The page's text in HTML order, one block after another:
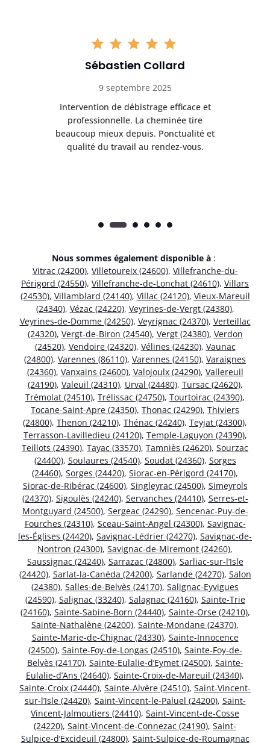
Sébastien Collard
9 septembre 2025
Intervention de débistrage efficace et
professionnelle. La cheminée tire
beaucoup mieux depuis. Ponctualité et
qualité du travail au rendez-vous.
Nous sommes également disponible à :
Vitrac (24200), Villetoureix (24600), Villefranche-du-
Périgord (24550), Villefranche-de-Lonchat (24610), Villars
(24530), Villamblard (24140), Villac (24120), Vieux-Mareuil
(24340), Vézac (24220), Veyrines-de-Vergt (24380),
Veyrines-de-Domme (24250), Veyrignac (24370), Verteillac
(24320), Vergt-de-Biron (24540), Vergt (24380), Verdon
(24520), Vendoire (24320), Vélines (24230), Vaunac
(24800), Varennes (86110), Varennes (24150), Varaignes
(24360), Vanxains (24600), Valojoulx (24290), Vallereuil
(24190), Valeuil (24310), Urval (24480), Tursac (24620),
Trémolat (24510), Trélissac (24750), Tourtoirac (24390),
Tocane-Saint-Apre (24350), Thonac (24290), Thiviers
(24800), Thenon (24210), Thénac (24240), Teyjat (24300),
Terrasson-Lavilledieu (24120), Temple-Laguyon (24390),
Teillots (24390), Tayac (33570), Tamniès (24620), Sourzac
(24400), Soulaures (24540), Soudat (24360), Sorges
(24460), Sorges (24420), Siorac-en-Périgord (24170),
Siorac-de-Ribérac (24600), Singleyrac (24500), Simeyrols
(24370), Sigoulès (24240), Servanches (24410), Serres-et-
Montguyard (24500), Sergeac (24290), Sencenac-Puy-de-
Fourches (24310), Sceau-Saint-Angel (24300), Savignac-
les-Églises (24420), Savignac-Lédrier (24270), Savignac-de-
Nontron (24300), Savignac-de-Miremont (24260),
Saussignac (24240), Sarrazac (24800), Sarliac-sur-l’Isle
(24420), Sarlat-la-Canéda (24200), Sarlande (24270), Salon
(24380), Salles-de-Belvès (24170), Salignac-Eyvigues
(24590), Salignac (33240), Salagnac (24160), Sainte-Trie
(24160), Sainte-Sabine-Born (24440), Sainte-Orse (24210),
Sainte-Nathalène (24200), Sainte-Mondane (24370),
Sainte-Marie-de-Chignac (24330), Sainte-Innocence
(24500), Sainte-Foy-de-Longas (24510), Sainte-Foy-de-
Belvès (24170), Sainte-Eulalie-d’Eymet (24500), Sainte-
Eulalie-d’Ans (24640), Sainte-Croix-de-Mareuil (24340),
Sainte-Croix (24440), Sainte-Alvère (24510), Saint-Vincent-
sur-l’Isle (24420), Saint-Vincent-le-Paluel (24200), Saint-
Vincent-Jalmoutiers (24410), Saint-Vincent-de-Cosse
(24220), Saint-Vincent-de-Connezac (24190), Saint-
Sulpice-d’Excideuil (24800), Saint-Sulpice-de-Roumagnac